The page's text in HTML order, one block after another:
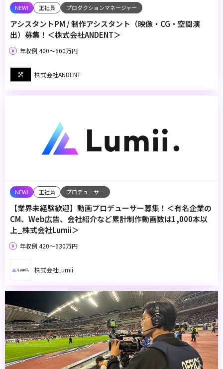
正社員 プロダクションマネージャー
アシスタントPM / 制作アシスタント（映像・CG・空間演
出）募集！＜株式会社ANDENT＞
年収例 400〜600万円
株式会社ANDENT
正社員 プロデューサー
【業界未経験歓迎】動画プロデューサー募集！＜有名企業の
CM、Web広告、会社紹介など累計制作動画数は1,000本以
上_株式会社Lumii＞
年収例 420〜630万円
株式会社Lumii